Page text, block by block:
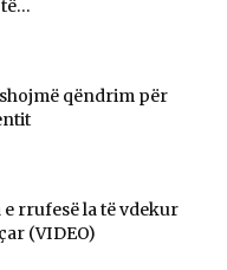
qëndrim për
e rrufesë la të vdekur
(VIDEO)